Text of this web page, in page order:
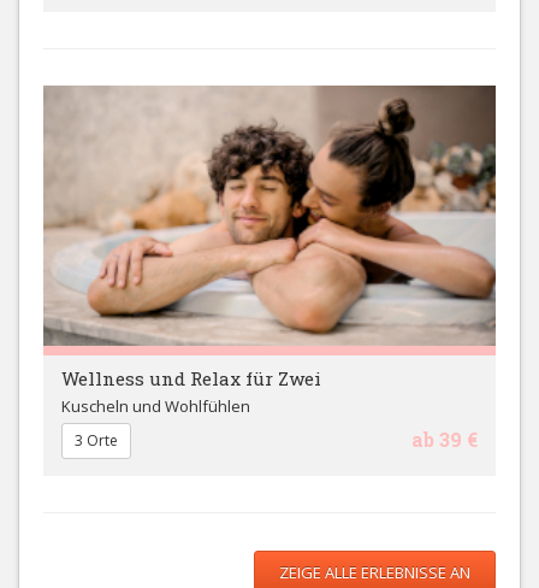
Wellness und Relax für Zwei
Kuscheln und Wohlfühlen
ab 39 €
3 Orte
ZEIGE ALLE ERLEBNISSE AN